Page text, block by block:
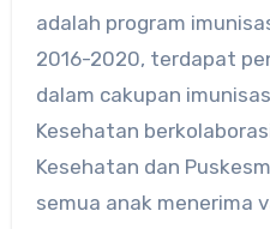
adalah program
2016-2020, terdapat
dalam cakupan
Kesehatan
Kesehatan dan
semua anak menerima